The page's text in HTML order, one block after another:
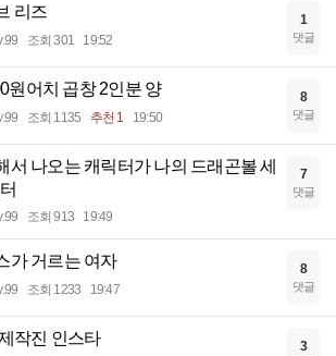
리즈
조회 301 19:52
1
댓글
원어치 곱창 2인분 양
조회 1135 추천 1 19:50
8
댓글
서 나오는 캐릭터가 나의 드래곤볼 세
조회 913 19:49
7
댓글
가 거르는 여자
조회 1233 19:47
8
댓글
작진 인스타 3